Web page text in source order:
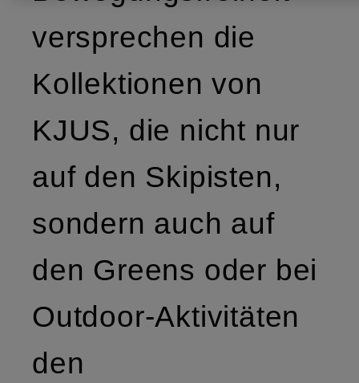
versprechen die
Kollektionen von
KJUS, die nicht nur
auf den Skipisten,
sondern auch auf
den Greens oder bei
Outdoor-Aktivitäten
den